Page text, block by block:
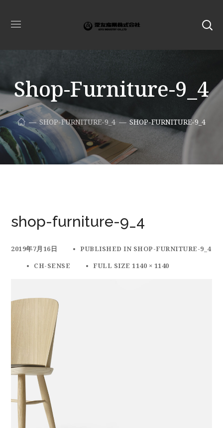
Shop-Furniture-9_4
SHOP-FURNITURE-9_4 SHOP-FURNITURE-9_4
shop-furniture-9_4
2019年7月16日 PUBLISHED IN SHOP-FURNITURE-9_4
CH-SENSE
FULL SIZE 1140 × 1140